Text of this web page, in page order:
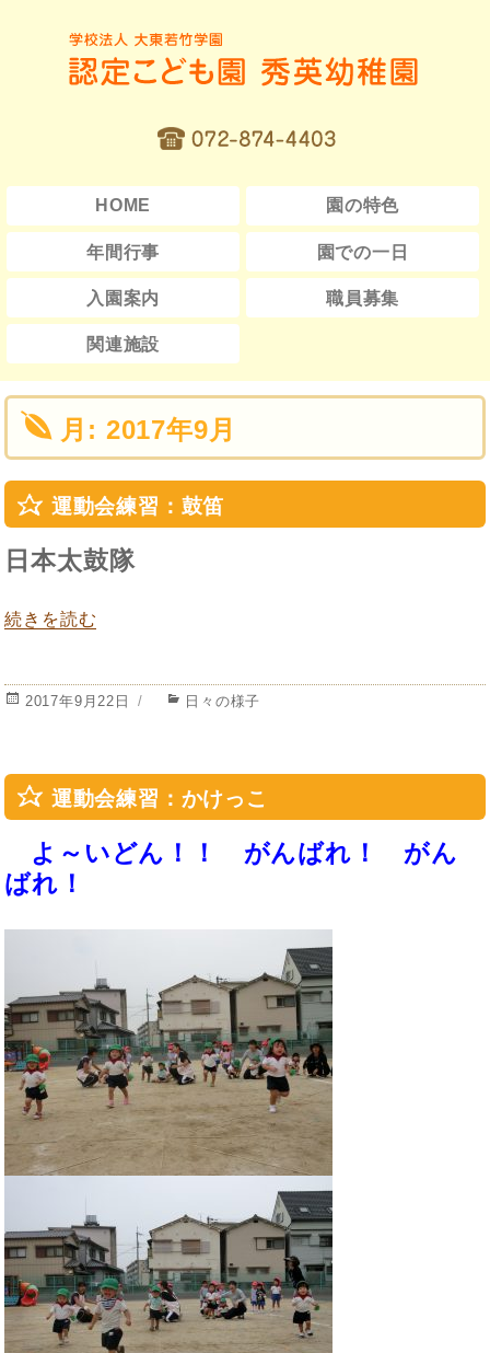
HOME 園の特色
年間行事 園での一日
入園案内 職員募集
関連施設
月: 2017年9月
運動会練習：鼓笛
日本太鼓隊
“運動会練習：鼓笛” の
続きを読む
投
2017年9月22日
カ
ー
日々の様子
運動会練習：かけっこ
よ～いどん！！ がんばれ！ がん
ばれ！